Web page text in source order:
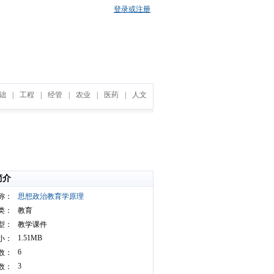
登录或注册
工程 经管 农业 医药 人文
介
：
思想政治教育学原理
：
教育
：
教学课件
：
1.51MB
：
6
：
3